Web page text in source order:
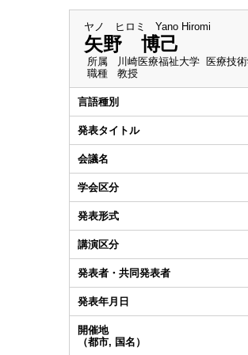
ヤノ ヒロミ Yano Hiromi
矢野 博己
所属
川崎医療福祉大学 医療技
職種
教授
言語種別
発表タイトル
会議名
学会区分
発表形式
講演区分
発表者・共同発表者
発表年月日
開催地
（都市, 国名）